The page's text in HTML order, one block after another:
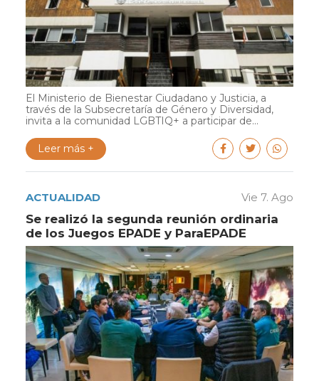
El Ministerio de Bienestar Ciudadano y Justicia, a
través de la Subsecretaría de Género y Diversidad,
invita a la comunidad LGBTIQ+ a participar de...
Leer más +
ACTUALIDAD Vie 7. Ago
Se realizó la segunda reunión ordinaria
de los Juegos EPADE y ParaEPADE